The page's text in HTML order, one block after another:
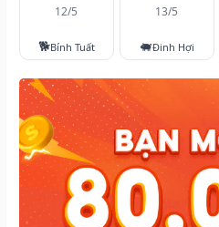
12/5
🐕Bính Tuất
13/5
🐖Đinh Hợi